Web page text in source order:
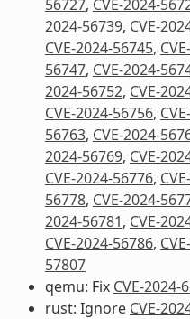
56727, CVE-2024-
2024-56739, CVE-
CVE-2024-56745,
56747, CVE-2024-
2024-56752, CVE-
CVE-2024-56756,
56763, CVE-2024-
2024-56769, CVE-
CVE-2024-56776,
56778, CVE-2024-
2024-56781, CVE-
CVE-2024-56786,
57807
qemu: Fix CVE-2024-
rust: Ignore CVE-